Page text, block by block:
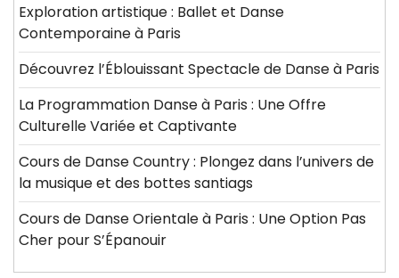
Exploration artistique : Ballet et Danse
Contemporaine à Paris
Découvrez l’Éblouissant Spectacle de Danse à Paris
La Programmation Danse à Paris : Une Offre
Culturelle Variée et Captivante
Cours de Danse Country : Plongez dans l’univers de
la musique et des bottes santiags
Cours de Danse Orientale à Paris : Une Option Pas
Cher pour S’Épanouir